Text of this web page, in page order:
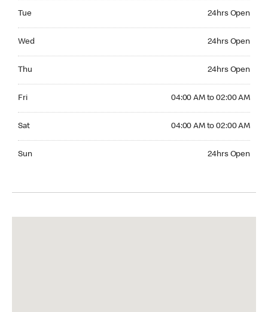
Tue 24hrs Open
Wed 24hrs Open
Thu 24hrs Open
Fri 04:00 AM to 02:00 AM
Sat 04:00 AM to 02:00 AM
Sun 24hrs Open